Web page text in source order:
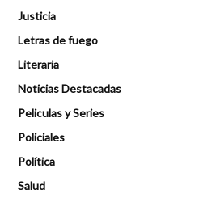
Justicia
Letras de fuego
Literaria
Noticias Destacadas
Peliculas y Series
Policiales
Política
Salud